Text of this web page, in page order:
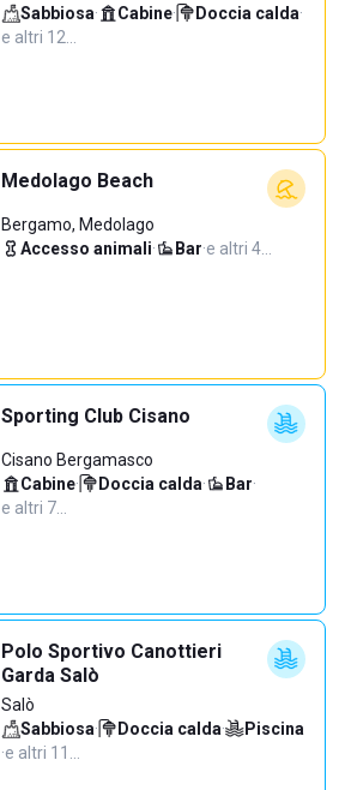
Sabbiosa· Cabine· Doccia calda·
e altri 12…
Medolago Beach
Bergamo, Medolago
Accesso animali· Bar·e altri 4…
Sporting Club Cisano
Cisano Bergamasco
Cabine· Doccia calda· Bar·
e altri 7…
Polo Sportivo Canottieri
Garda Salò
Salò
Sabbiosa· Doccia calda·
Piscina
·e altri 11…